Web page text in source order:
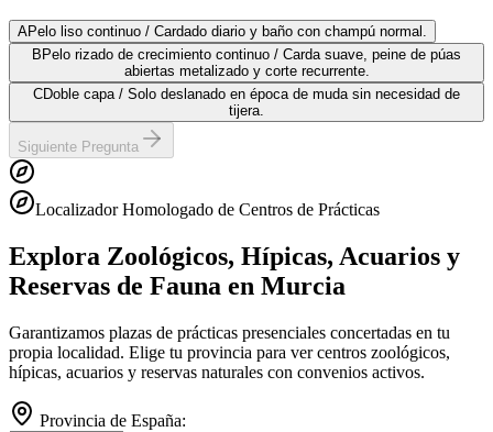
APelo liso continuo / Cardado diario y baño con champú normal.
B Pelo rizado de crecimiento continuo / Carda suave, peine de púas
abiertas metalizado y corte recurrente.
CDoble capa / Solo deslanado en época de muda sin necesidad de
tijera.
Siguiente Pregunta
Localizador Homologado de Centros de Prácticas
Explora Zoológicos, Hípicas, Acuarios y
Reservas de Fauna en Murcia
Garantizamos plazas de prácticas presenciales concertadas en tu
propia localidad. Elige tu provincia para ver centros zoológicos,
hípicas, acuarios y reservas naturales con convenios activos.
Provincia de España: